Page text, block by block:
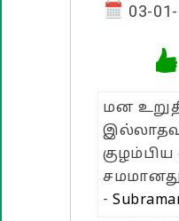
வாழ்த்து
பண்டிகை
03-
மன
குழம்பிய
-